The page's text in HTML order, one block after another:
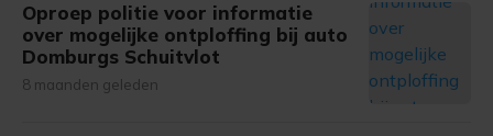
Oproep politie voor informatie
over mogelijke ontploffing bij auto
Domburgs Schuitvlot
8 maanden geleden